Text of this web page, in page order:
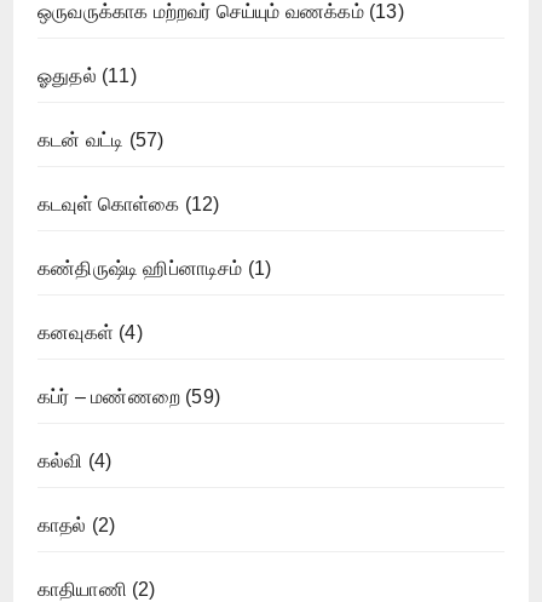
ஒருவருக்காக மற்றவர் செய்யும் வணக்கம்(13)
ஓதுதல் (11)
கடன் வட்டி (57)
கடவுள் கொள்கை (12)
கண்திருஷ்டி ஹிப்னாடிசம் (1)
கனவுகள் (4)
கப்ர் – மண்ணறை (59)
கல்வி (4)
காதல் (2)
காதியாணி (2)